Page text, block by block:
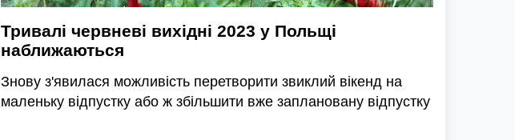
Тривалі червневі вихідні 2023 у Польщі
наближаються
Знову з'явилася можливість перетворити звиклий вікенд на
маленьку відпустку або ж збільшити вже заплановану відпустку